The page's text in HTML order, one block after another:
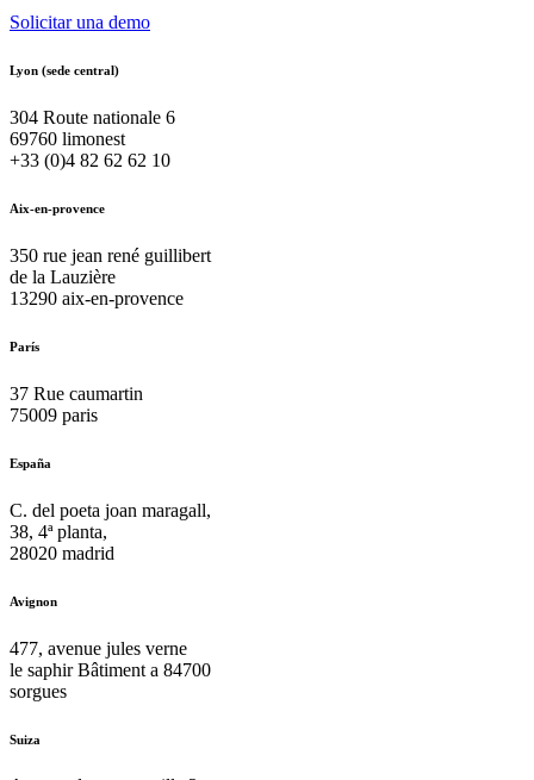
Solicitar una demo
Lyon (sede central)
304 Route nationale 6
69760 limonest
+33 (0)4 82 62 62 10
Aix-en-provence
350 rue jean rené guillibert
de la Lauzière
13290 aix-en-provence
París
37 Rue caumartin
75009 paris
España
C. del poeta joan maragall,
38, 4ª planta,
28020 madrid
Avignon
477, avenue jules verne
le saphir Bâtiment a 84700
sorgues
Suiza